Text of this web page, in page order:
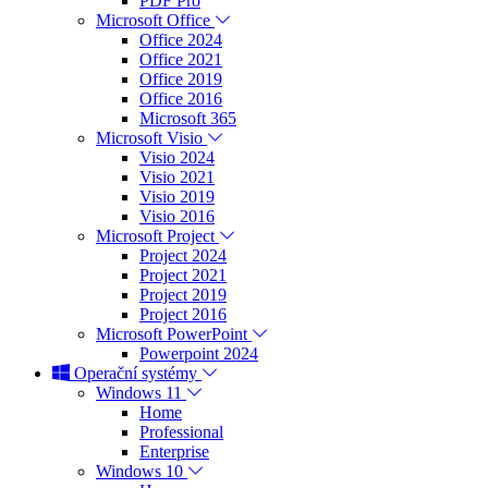
Microsoft Office
Office 2024
Office 2021
Office 2019
Office 2016
Microsoft 365
Microsoft Visio
Visio 2024
Visio 2021
Visio 2019
Visio 2016
Microsoft Project
Project 2024
Project 2021
Project 2019
Project 2016
Microsoft PowerPoint
Powerpoint 2024
Operační systémy
Windows 11
Home
Professional
Enterprise
Windows 10